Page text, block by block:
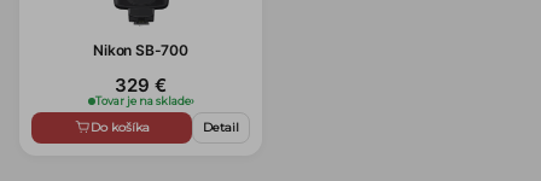
Nikon SB-700
329 €
Tovar je na sklade›
Do košíka Detail